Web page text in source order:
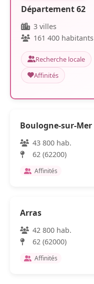
Département 62
3 villes
161 400 habitants
Recherche locale
Affinités
Boulogne-sur-Mer
43 800 hab.
62 (62200)
Affinités
Arras
42 800 hab.
62 (62000)
Affinités